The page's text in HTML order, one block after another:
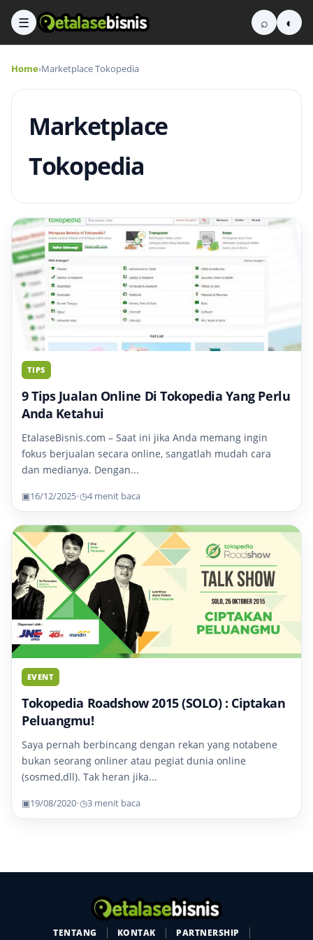
☰ ⌕ ◐
Home›Marketplace Tokopedia
Marketplace
Tokopedia
TIPS
9 Tips Jualan Online Di Tokopedia Yang Perlu
Anda Ketahui
EtalaseBisnis.com – Saat ini jika Anda memang ingin
fokus berjualan secara online, sangatlah mudah cara
dan medianya. Dengan...
▣16/12/2025•◷4 menit baca
EVENT
Tokopedia Roadshow 2015 (SOLO) : Ciptakan
Peluangmu!
Saya pernah berbincang dengan rekan yang notabene
bukan seorang onliner atau pegiat dunia online
(sosmed,dll). Tak heran jika...
▣19/08/2020•◷3 menit baca
TENTANG KONTAK PARTNERSHIP